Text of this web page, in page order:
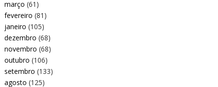
março (61)
fevereiro (81)
janeiro (105)
dezembro (68)
novembro (68)
outubro (106)
setembro (133)
agosto (125)